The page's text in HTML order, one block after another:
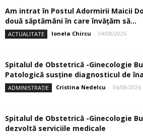
Am intrat în Postul Adormirii Maicii
două săptămâni în care învăţăm să...
ACTUALITATE Ionela Chircu - 04/08/2026
Spitalul de Obstetrică -Ginecologie
Patologică susţine diagnosticul de
ADMINISTRAȚIE Cristina Nedelcu - 04/08/2026
Spitalul de Obstetrică -Ginecologie
dezvoltă serviciile medicale